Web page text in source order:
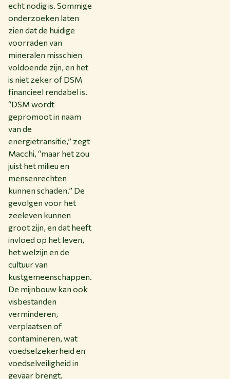
echt nodig is. Sommige
onderzoeken laten
zien dat de huidige
voorraden van
mineralen misschien
voldoende zijn, en het
is niet zeker of DSM
financieel rendabel is.
“DSM wordt
gepromoot in naam
van de
energietransitie,” zegt
Macchi, “maar het zou
juist het milieu en
mensenrechten
kunnen schaden.” De
gevolgen voor het
zeeleven kunnen
groot zijn, en dat heeft
invloed op het leven,
het welzijn en de
cultuur van
kustgemeenschappen.
De mijnbouw kan ook
visbestanden
verminderen,
verplaatsen of
contamineren, wat
voedselzekerheid en
voedselveiligheid in
gevaar brengt.